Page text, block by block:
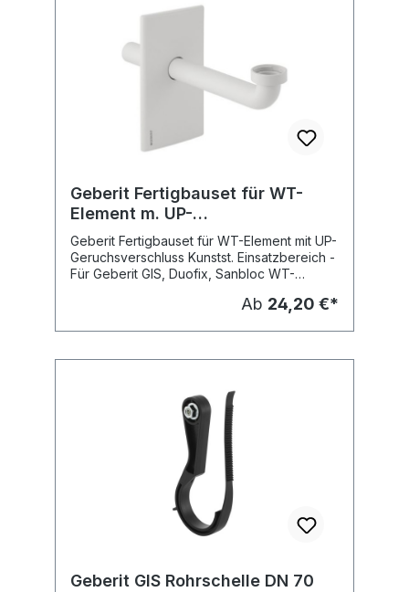
Geberit Fertigbauset für WT-
Element m. UP-
Geruchsverschluss Kunstst.
Geberit Fertigbauset für WT-Element mit UP-
Geruchsverschluss Kunstst. Einsatzbereich -
Für Geberit GIS, Duofix, Sanbloc WT-
Eigenschaften - Abdeckplatte bei
Befestigung ohne Schrauben Lieferumfang
Überwurfmutter Fabrikat: Geberit Typ :
Apparateanschlüsse
Ab 24,20 €*
Geberit GIS Rohrschelle DN 70